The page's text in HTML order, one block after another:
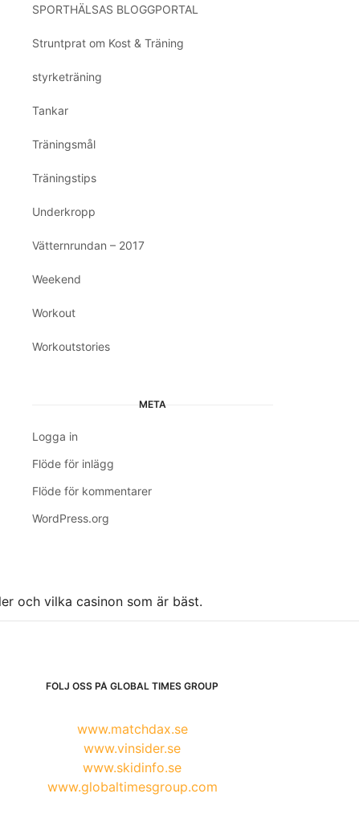
SPORTHÄLSAS BLOGGPORTAL
Struntprat om Kost & Träning
styrketräning
Tankar
Träningsmål
Träningstips
Underkropp
Vätternrundan – 2017
Weekend
Workout
Workoutstories
META
Logga in
Flöde för inlägg
Flöde för kommentarer
WordPress.org
och vilka casinon som är bäst.
FÖLJ OSS PÅ GLOBAL TIMES GROUP
www.matchdax.se
www.vinsider.se
www.skidinfo.se
www.globaltimesgroup.com